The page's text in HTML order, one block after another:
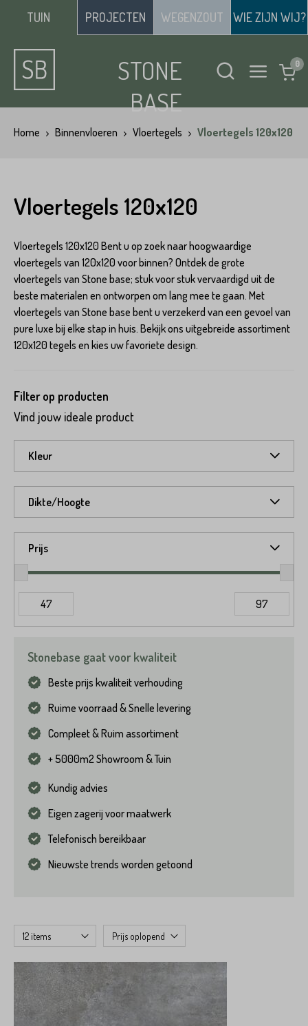
TUIN PROJECTEN WEGENZOUT WIE ZIJN WIJ?
STONE
BASE
Home Binnenvloeren Vloertegels Vloertegels 120x120
Vloertegels 120x120
Vloertegels 120x120 Bent u op zoek naar hoogwaardige
vloertegels van 120x120 voor binnen? Ontdek de grote
vloertegels van Stone base; stuk voor stuk vervaardigd uit de
beste materialen en ontworpen om lang mee te gaan. Met
vloertegels van Stone base bent u verzekerd van een gevoel van
pure luxe bij elke stap in huis. Bekijk ons uitgebreide assortiment
120x120 tegels en kies uw favoriete design.
Filter op producten
Vind jouw ideale product
Kleur
Dikte/Hoogte
Prijs
47 97
Stonebase gaat voor kwaliteit
Beste prijs kwaliteit verhouding
Ruime voorraad & Snelle levering
Compleet & Ruim assortiment
+ 5000m2 Showroom & Tuin
Kundig advies
Eigen zagerij voor maatwerk
Telefonisch bereikbaar
Nieuwste trends worden getoond